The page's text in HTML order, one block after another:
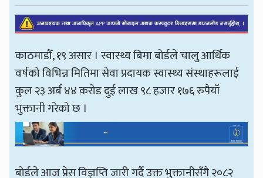
काठमाडौँ, १९ असार । स्वास्थ्य बिमा बोर्डले चालु आर्थिक
वर्षको विभिन्न मितिमा सेवा प्रदायक स्वास्थ्य संस्थाहरूलाई
कुल २३ अर्ब ४४ करोड दुई लाख ९८ हजार १७६ रुपैयाँ
भुक्तानी गरेको छ ।
बोर्डले आज प्रेस विज्ञप्ति जारी गर्दै उक्त भुक्तानीसँगै २०८२